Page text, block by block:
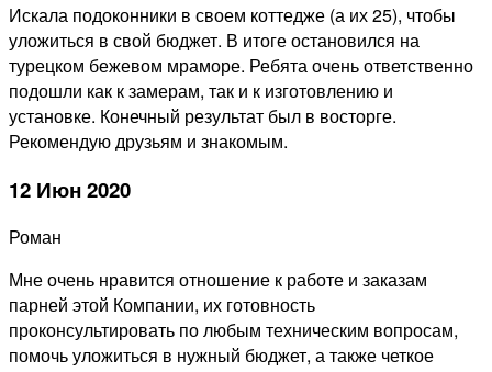
Искала подоконники в своем коттедже (а их 25), чтобы
уложиться в свой бюджет. В итоге остановился на
турецком бежевом мраморе. Ребята очень ответственно
подошли как к замерам, так и к изготовлению и
установке. Конечный результат был в восторге.
Рекомендую друзьям и знакомым.
12 Июн 2020
Роман
Мне очень нравится отношение к работе и заказам
парней этой Компании, их готовность
проконсультировать по любым техническим вопросам,
помочь уложиться в нужный бюджет, а также четкое